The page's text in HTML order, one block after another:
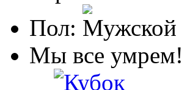
Пол:
Мы все умрем!